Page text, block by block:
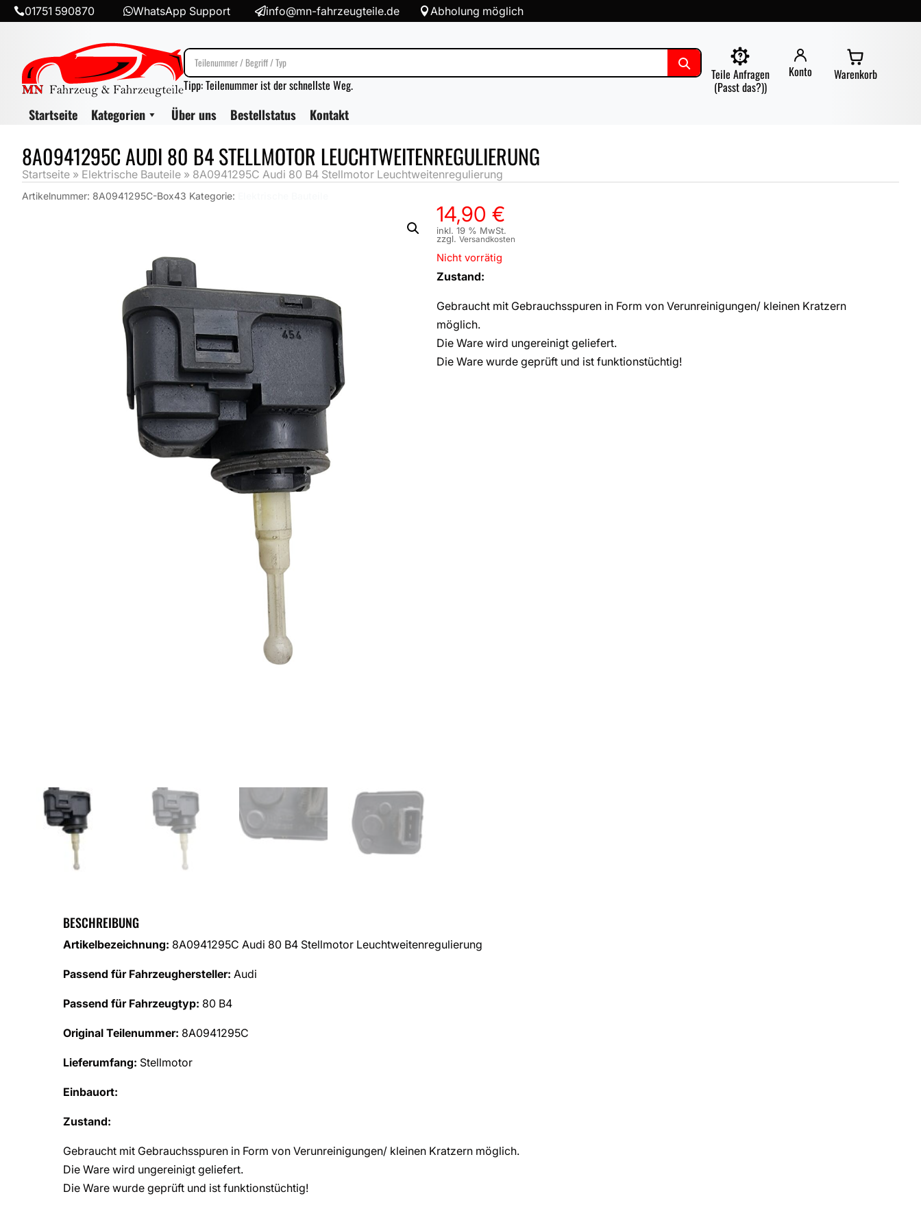
01751 590870 WhatsApp Support info@mn-fahrzeugteile.de Abholung möglich
Teile Anfragen
(Passt das?))
Konto Warenkorb
Tipp: Teilenummer ist der schnellste Weg.
Startseite Kategorien Über uns Bestellstatus Kontakt
8A0941295C AUDI 80 B4 STELLMOTOR LEUCHTWEITENREGULIERUNG
Startseite » Elektrische Bauteile » 8A0941295C Audi 80 B4 Stellmotor Leuchtweitenregulierung
Artikelnummer: 8A0941295C-Box43 Kategorie:
14,90 €
inkl. 19 % MwSt.
zzgl. Versandkosten
Nicht vorrätig
Zustand:
Gebraucht mit Gebrauchsspuren in Form von Verunreinigungen/ kleinen Kratzern
möglich.
Die Ware wird ungereinigt geliefert.
Die Ware wurde geprüft und ist funktionstüchtig!
BESCHREIBUNG
Artikelbezeichnung: 8A0941295C Audi 80 B4 Stellmotor Leuchtweitenregulierung
Passend für Fahrzeughersteller: Audi
Passend für Fahrzeugtyp: 80 B4
Original Teilenummer: 8A0941295C
Lieferumfang: Stellmotor
Einbauort:
Zustand:
Gebraucht mit Gebrauchsspuren in Form von Verunreinigungen/ kleinen Kratzern möglich.
Die Ware wird ungereinigt geliefert.
Die Ware wurde geprüft und ist funktionstüchtig!